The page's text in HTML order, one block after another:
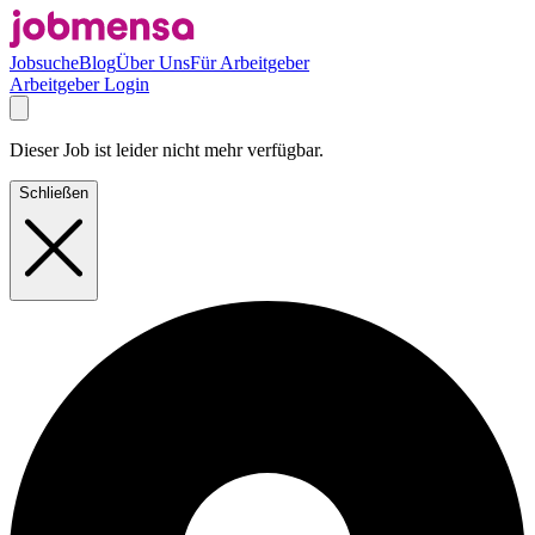
JobsucheBlogÜber UnsFür Arbeitgeber
Arbeitgeber Login
Dieser Job ist leider nicht mehr verfügbar.
Schließen